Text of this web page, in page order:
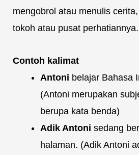
mengobrol atau menulis
tokoh atau pusat perhatiannya.
Contoh kalimat
Antoni belajar Bahasa
(Antoni merupakan
berupa kata benda)
Adik Antoni sedang
halaman. (Adik Antoni